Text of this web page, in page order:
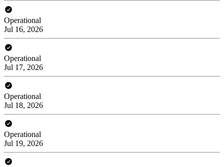
Operational
Jul 16, 2026
Operational
Jul 17, 2026
Operational
Jul 18, 2026
Operational
Jul 19, 2026